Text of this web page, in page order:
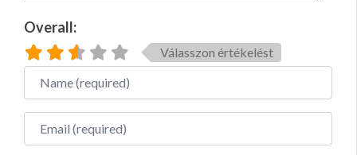
Overall:
Válasszon értékelést
Name
Email